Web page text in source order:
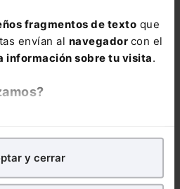
fragmentos de texto que
envían al navegador con el
información sobre tu visita.
mejorar tu experienciaen
con fines publicitarios,
y contenidos de tu
y cerrar